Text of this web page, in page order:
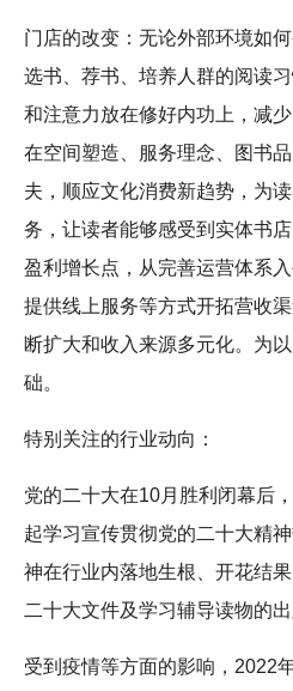
门店的改变：无论外部环境如
选书、荐书、培养人群的阅读
和注意力放在修好内功上，减
在空间塑造、服务理念、图书
夫，顺应文化消费新趋势，为
务，让读者能够感受到实体书
盈利增长点，从完善运营体系
提供线上服务等方式开拓营收
断扩大和收入来源多元化。为
础。
特别关注的行业动向：
党的二十大在10月胜利闭幕后
起学习宣传贯彻党的二十大精
神在行业内落地生根、开花结
二十大文件及学习辅导读物的出
受到疫情等方面的影响，2022